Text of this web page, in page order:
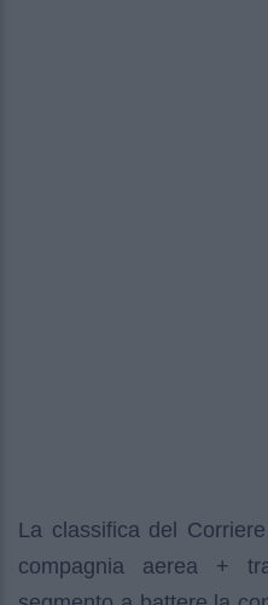
La classifica del
compagnia aerea +